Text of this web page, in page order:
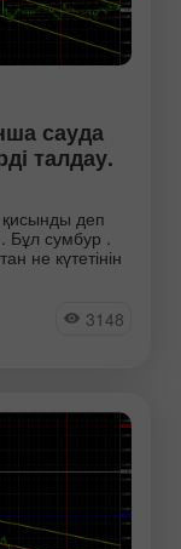
сауда
талдау.
қисынды деп
Бұл сумбур .
не күтетінін
3148